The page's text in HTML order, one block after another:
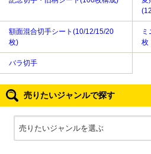
額面混合切手シート(10/12/15/20
枚)
枚
バラ切手
売りたいジャンルで探す